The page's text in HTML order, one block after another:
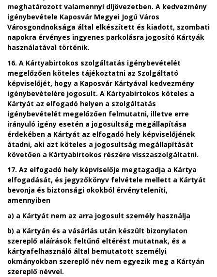
meghatározott valamennyi díjövezetben. A kedvezmény
igénybevétele Kaposvár Megyei Jogú Város
Városgondnoksága által elkészített és kiadott, szombati
napokra érvényes ingyenes parkolásra jogosító Kártyák
használatával történik.
16. A Kártyabirtokos szolgáltatás igénybevételét
megelőzően köteles tájékoztatni az Szolgáltató
képviselőjét, hogy a Kaposvár Kártyával kedvezmény
igénybevételére jogosult. A Kártyabirtokos köteles a
Kártyát az elfogadó helyen a szolgáltatás
igénybevételét megelőzően felmutatni, illetve erre
irányuló igény esetén a jogosultság megállapítása
érdekében a Kártyát az elfogadó hely képviselőjének
átadni, aki azt köteles a jogosultság megállapítását
követően a Kártyabirtokos részére visszaszolgáltatni.
17. Az elfogadó hely képviselője megtagadja a Kártya
elfogadását, és jegyzőkönyv felvétele mellett a Kártyát
bevonja és biztonsági okokból érvényteleníti,
amennyiben
a) a Kártyát nem az arra jogosult személy használja
b) a Kártyán és a vásárlás után készült bizonylaton
szereplő aláírások feltűnő eltérést mutatnak, és a
kártyafelhasználó által bemutatott személyi
okmányokban szereplő név nem egyezik meg a Kártyán
szereplő névvel.